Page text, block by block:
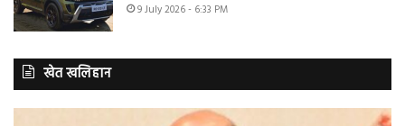
9 July 2026 - 6:33 PM
खेत खलिहान